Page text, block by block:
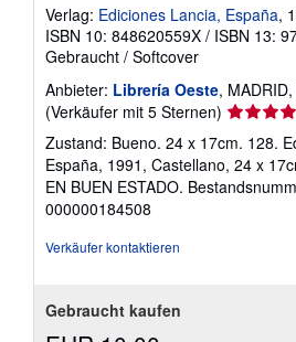
Verlag: Ediciones Lancia, España,
ISBN 10: 848620559X / ISBN 13:
Gebraucht / Softcover
Anbieter: Librería Oeste,
(Verkäufer mit 5 Sternen)
von
5
Sternen
Zustand: Bueno. 24 x 17cm. 128.
España, 1991, Castellano, 24 x
EN BUEN ESTADO.
000000184508
Verkäufer kontaktieren
Gebraucht kaufen